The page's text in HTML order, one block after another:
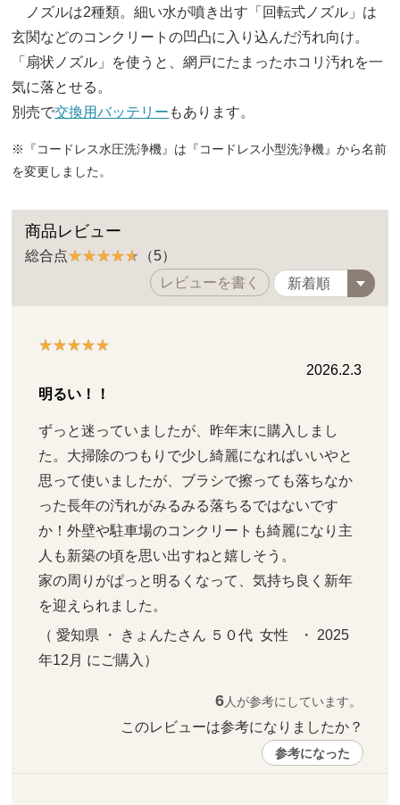
ノズルは2種類。細い水が噴き出す「回転式ノズル」は
玄関などのコンクリートの凹凸に入り込んだ汚れ向け。
「扇状ノズル」を使うと、網戸にたまったホコリ汚れを一
気に落とせる。
別売で交換用バッテリー もあります。
※『コードレス水圧洗浄機』は『コードレス小型洗浄機』から名前
を変更しました。
商品レビュー
総合点
（5）
レビューを書く
2026.2.3
明るい！！
ずっと迷っていましたが、昨年末に購入しまし
た。大掃除のつもりで少し綺麗になればいいやと
思って使いましたが、ブラシで擦っても落ちなか
った長年の汚れがみるみる落ちるではないです
か！外壁や駐車場のコンクリートも綺麗になり主
人も新築の頃を思い出すねと嬉しそう。
家の周りがぱっと明るくなって、気持ち良く新年
を迎えられました。
（ 愛知県 ・ きょんたさん ５０代  女性   ・ 2025
年12月 にご購入）
6人が参考にしています。
このレビューは参考になりましたか？
参考になった